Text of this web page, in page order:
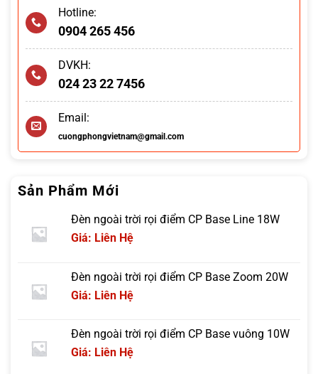
Hotline:
0904 265 456
DVKH:
024 23 22 7456
Email:
cuongphongvietnam@gmail.com
Sản Phẩm Mới
Đèn ngoài trời rọi điểm CP Base Line 18W
Giá: Liên Hệ
Đèn ngoài trời rọi điểm CP Base Zoom 20W
Giá: Liên Hệ
Đèn ngoài trời rọi điểm CP Base vuông 10W
Giá: Liên Hệ